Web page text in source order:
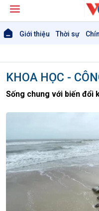
Giới thiệu Thời sự
KHOA HỌC -
Sống chung với biến đổi